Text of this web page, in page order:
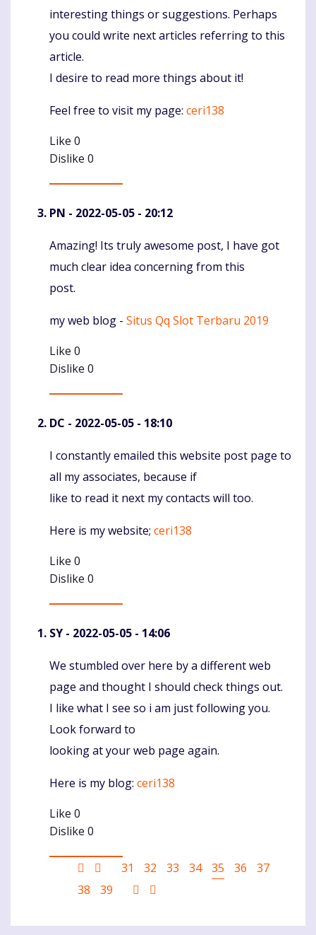
interesting things or suggestions. Perhaps
you could write next articles referring to this
article.
I desire to read more things about it!
Feel free to visit my page: ceri138
Like 0
Dislike 0
PN - 2022-05-05 - 20:12
Komentaras
Amazing! Its truly awesome post, I have got
much clear idea concerning from this
post.
my web blog - Situs Qq Slot Terbaru 2019
Like 0
Dislike 0
DC - 2022-05-05 - 18:10
Komentaras
I constantly emailed this website post page to
all my associates, because if
like to read it next my contacts will too.
Here is my website; ceri138
Like 0
Dislike 0
SY - 2022-05-05 - 14:06
Komentaras
We stumbled over here by a different web
page and thought I should check things out.
I like what I see so i am just following you.
Look forward to
looking at your web page again.
Here is my blog: ceri138
Like 0
Dislike 0
Pagination
First
page
Ankstesnis
puslapis
Puslapis
31 Puslapis
32 Puslapis
33 Puslapis
34
Current
35 Puslapis
36 Puslapis
37
Puslapis
38 Puslapis
39
Sekantis